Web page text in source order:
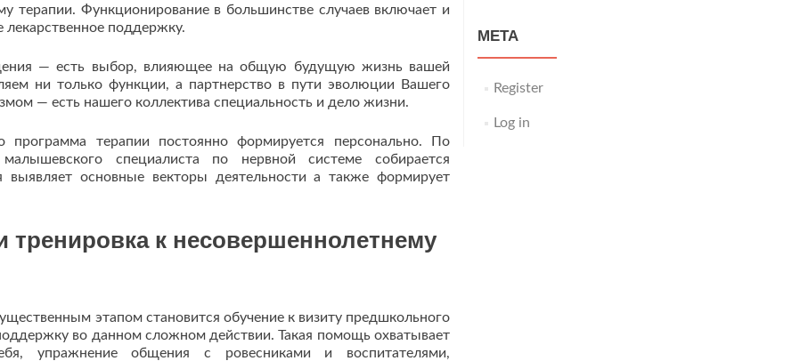
терапии. Функционирование в большинстве случаев включает и
лекарственное поддержку.
— есть выбор, влияющее на общую будущую жизнь вашей
ни только функции, а партнерство в пути эволюции Вашего
— есть нашего коллектива специальность и дело жизни.
программа терапии постоянно формируется персонально. По
специалиста по нервной системе собирается
выявляет основные векторы деятельности а также формирует
к несовершеннолетнему
этапом становится обучение к визиту предшкольного
во данном сложном действии. Такая помощь охватывает
упражнение общения с ровесниками и воспитателями,
META
Register
Log in